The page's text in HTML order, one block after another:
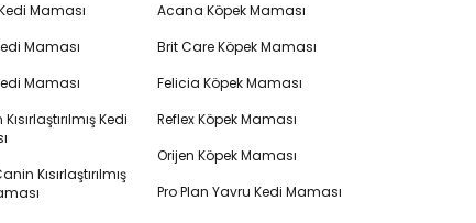
Maması
Maması
Maması
Kedi
Kısırlaştırılmış
Acana Köpek Maması
Brit Care Köpek Maması
Felicia Köpek Maması
Reflex Köpek Maması
Orijen Köpek Maması
Pro Plan Yavru Kedi Maması